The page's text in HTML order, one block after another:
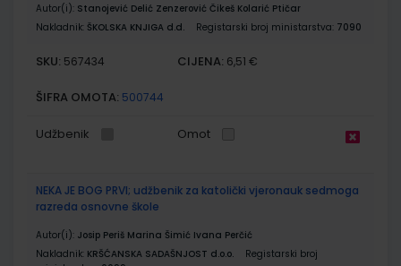
Autor(i): Stanojević Delić Zenzerović Čikeš Kolarić Ptičar
Nakladnik: ŠKOLSKA KNJIGA d.d. Registarski broj ministarstva: 7090
SKU: 567434 CIJENA: 6,51 €
ŠIFRA OMOTA: 500744
Udžbenik Omot
NEKA JE BOG PRVI; udžbenik za katolički vjeronauk sedmoga
razreda osnovne škole
Autor(i): Josip Periš Marina Šimić Ivana Perčić
Nakladnik: KRŠĆANSKA SADAŠNJOST d.o.o.
Registarski broj